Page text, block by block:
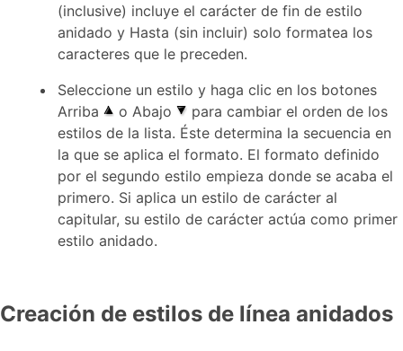
(inclusive) incluye el carácter de fin de estilo
anidado y Hasta (sin incluir) solo formatea los
caracteres que le preceden.
Seleccione un estilo y haga clic en los botones
Arriba
o Abajo
para cambiar el orden de los
estilos de la lista. Éste determina la secuencia en
la que se aplica el formato. El formato definido
por el segundo estilo empieza donde se acaba el
primero. Si aplica un estilo de carácter al
capitular, su estilo de carácter actúa como primer
estilo anidado.
Creación de estilos de línea anidados